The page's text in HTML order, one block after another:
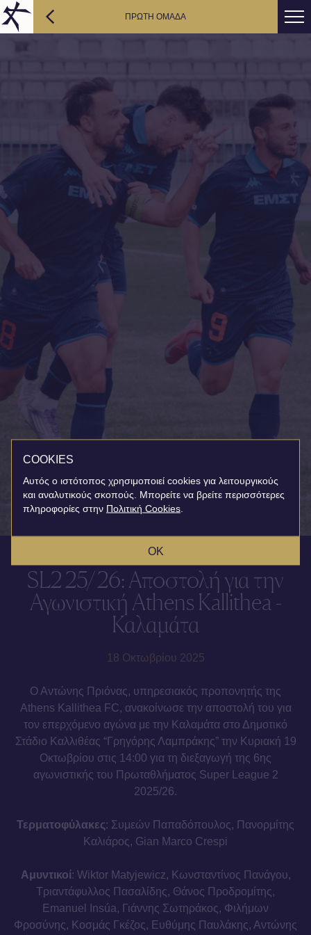
ΠΡΩΤΗ ΟΜΑΔΑ
SL2 25/26: Αποστολή για την
Αγωνιστική Athens Kallithea -
Καλαμάτα
18 Οκτωβρίου 2025
Ο Αντώνης Πριόνας, υπηρεσιακός προπονητής της
Athens Kallithea FC, ανακοίνωσε την αποστολή του για
τον επερχόμενο αγώνα με την Καλαμάτα στο Δημοτικό
Στάδιο Καλλιθέας “Γρηγόρης Λαμπράκης” την Κυριακή 19
Οκτωβρίου στις 14:00 για τη διεξαγωγή της 6ης
αγωνιστικής του Πρωταθλήματος Super League 2
2025/26.
Τερματοφύλακες: Συμεών Παπαδόπουλος, Πανορμίτης
Καλιάρος, Gian Marco Crespi
Αμυντικοί: Wiktor Matyjewicz, Κωνσταντίνος Πανάγου,
Τριαντάφυλλος Πασαλίδης, Θάνος Προδρομίτης,
Emanuel Insúa, Γιάννης Σωτηράκος, Φιλήμων
Φροσύνης, Κοσμάς Γκέζος, Ευθύμης Παυλάκης, Αντώνης
COOKIES
Αυτός ο ιστότοπος χρησιμοποιεί cookies για λειτουργικούς
και αναλυτικούς σκοπούς. Μπορείτε να βρείτε περισσότερες
πληροφορίες στην Πολιτική Cookies
OK